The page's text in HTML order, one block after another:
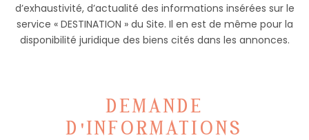
d’exhaustivité, d’actualité des informations insérées sur le
service « DESTINATION » du Site. Il en est de même pour la
disponibilité juridique des biens cités dans les annonces.
DEMANDE
D'INFORMATIONS